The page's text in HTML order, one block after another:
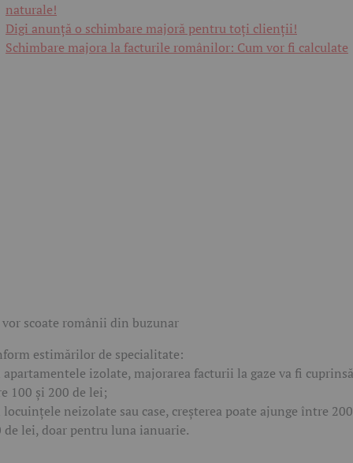
naturale!
Digi anunță o schimbare majoră pentru toți clienții!
Schimbare majora la facturile românilor: Cum vor fi calculate
vor scoate românii din buzunar
estimărilor de specialitate:
apartamentele izolate, majorarea facturii la gaze va fi cuprinsă
100 și 200 de lei;
locuințele neizolate sau case, creșterea poate ajunge între
de lei, doar pentru luna ianuarie.